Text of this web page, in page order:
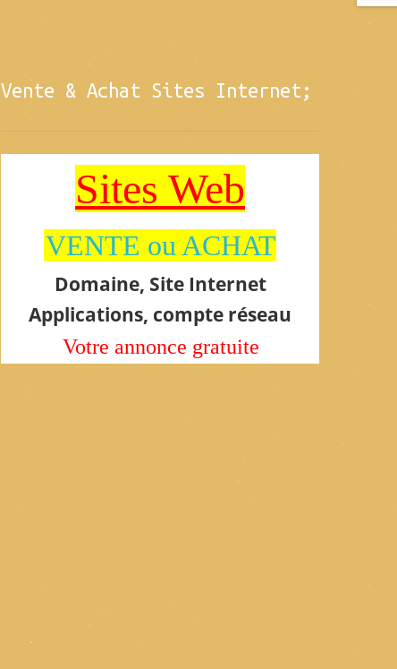
Vente & Achat Sites Internet;
Sites Web
VENTE ou ACHAT
Domaine, Site Internet
Applications, compte réseau
Votre annonce gratuite